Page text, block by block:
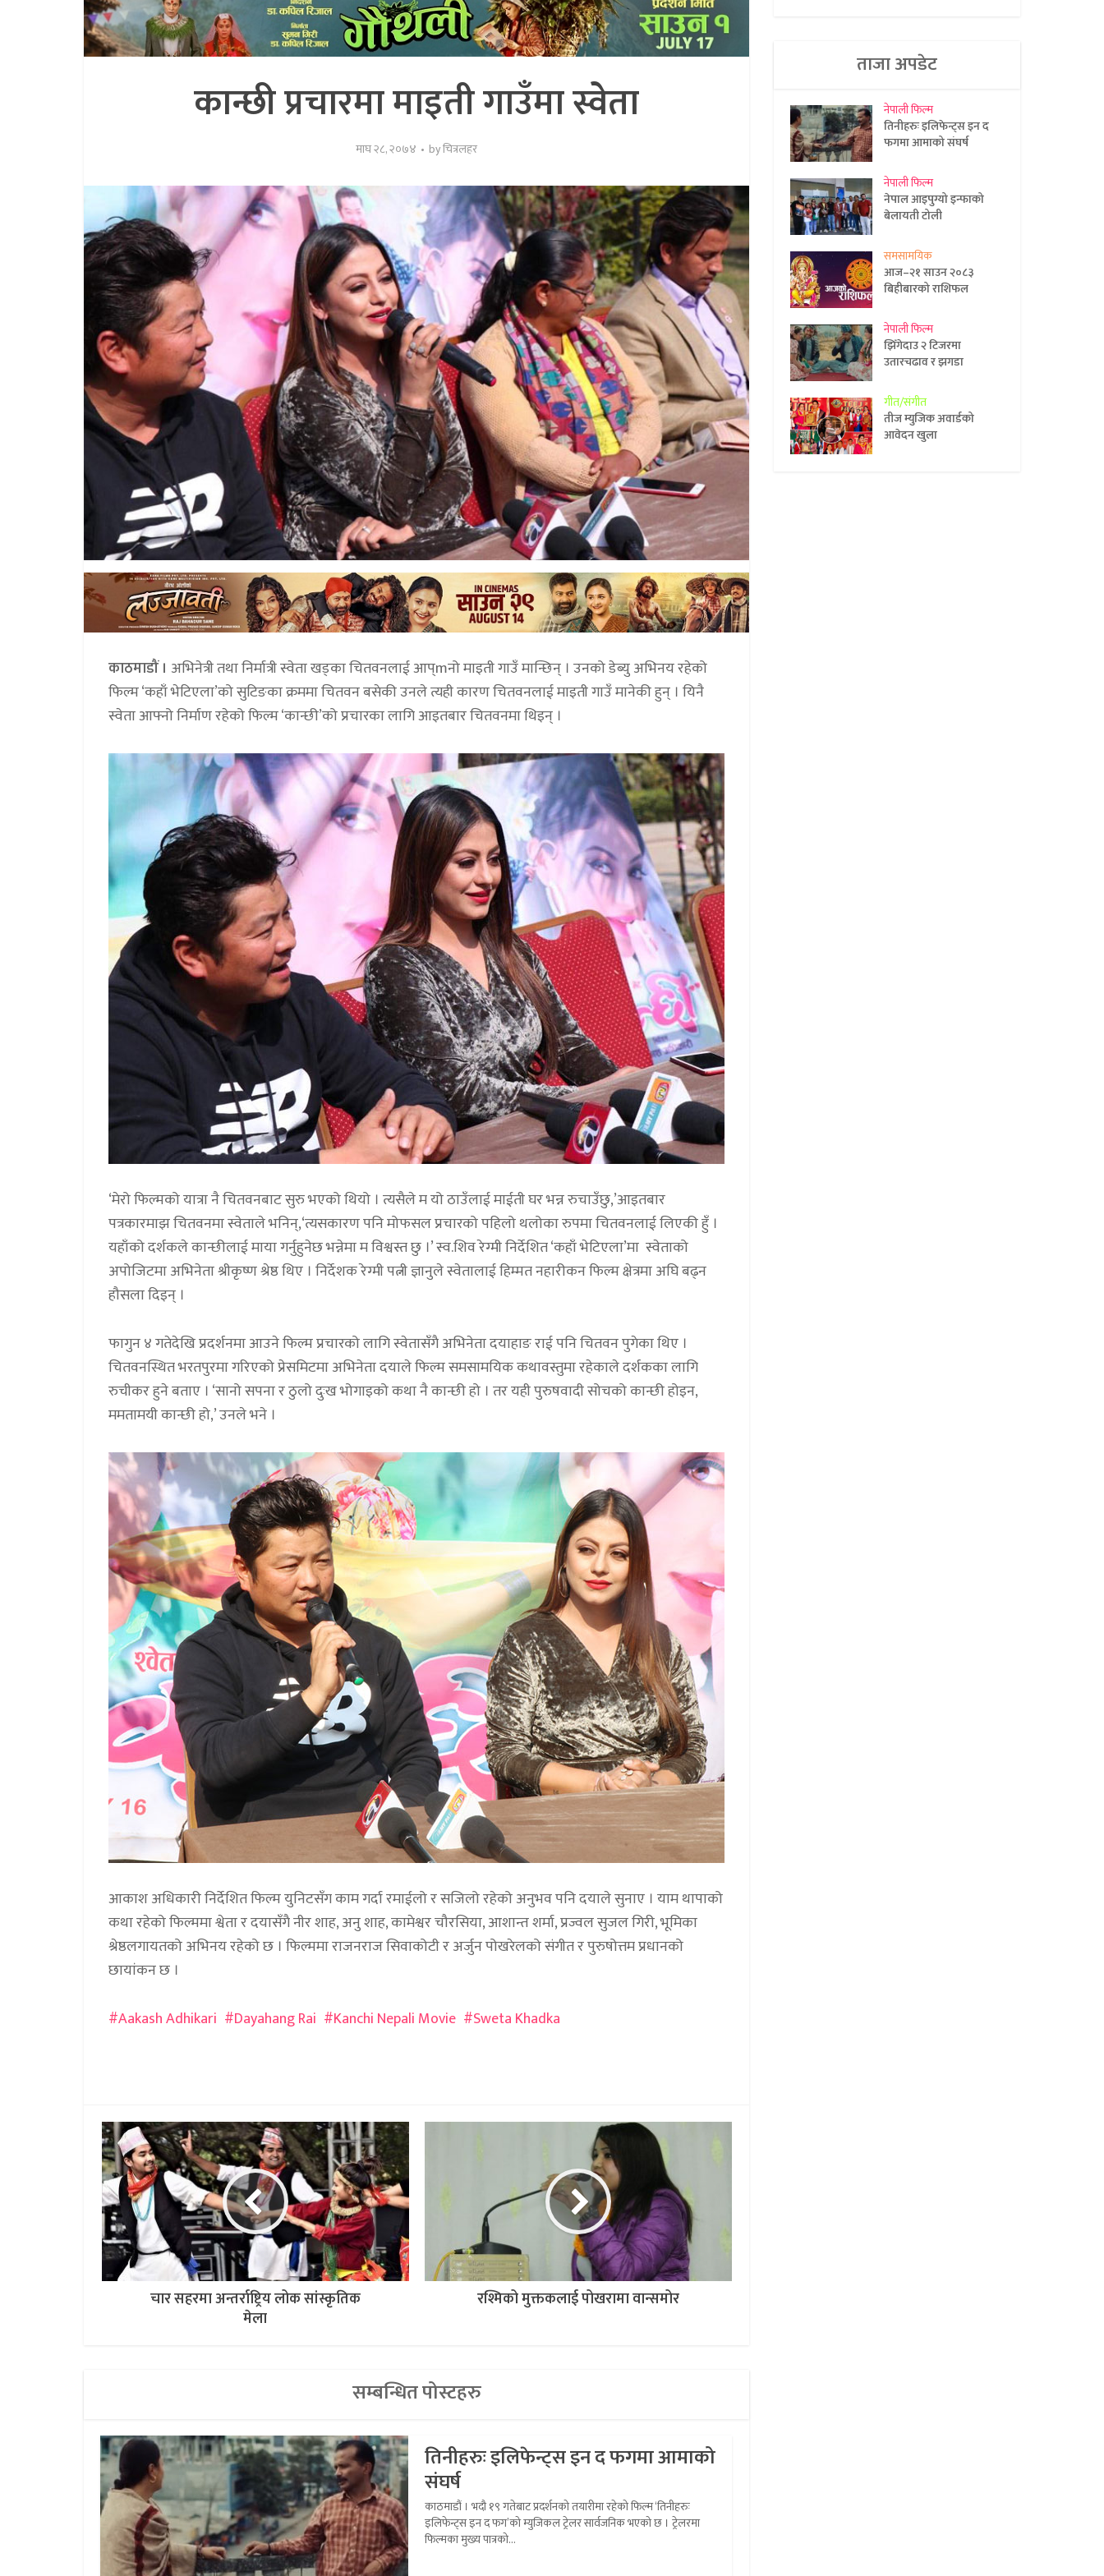
कान्छी प्रचारमा माइती गाउँमा स्वेता
माघ २८, २०७४ byचित्रलहर
काठमाडौं । अभिनेत्री तथा निर्मात्री स्वेता खड्का चितवनलाई आप्mनो माइती गाउँ मान्छिन् । उनको डेब्यु अभिनय रहेको
फिल्म ‘कहाँ भेटिएला’को सुटिङका क्रममा चितवन बसेकी उनले त्यही कारण चितवनलाई माइती गाउँ मानेकी हुन् । यिनै
स्वेता आफ्नो निर्माण रहेको फिल्म ‘कान्छी’को प्रचारका लागि आइतबार चितवनमा थिइन् ।
‘मेरो फिल्मको यात्रा नै चितवनबाट सुरु भएको थियो । त्यसैले म यो ठाउँलाई माईती घर भन्न रुचाउँछु,’आइतबार
पत्रकारमाझ चितवनमा स्वेताले भनिन्,‘त्यसकारण पनि मोफसल प्रचारको पहिलो थलोका रुपमा चितवनलाई लिएकी हुँ ।
यहाँको दर्शकले कान्छीलाई माया गर्नुहुनेछ भन्नेमा म विश्वस्त छु ।’ स्व.शिव रेग्मी निर्देशित ‘कहाँ भेटिएला’मा स्वेताको
अपोजिटमा अभिनेता श्रीकृष्ण श्रेष्ठ थिए । निर्देशक रेग्मी पत्नी ज्ञानुले स्वेतालाई हिम्मत नहारीकन फिल्म क्षेत्रमा अघि बढ्न
हौसला दिइन् ।
फागुन ४ गतेदेखि प्रदर्शनमा आउने फिल्म प्रचारको लागि स्वेतासँगै अभिनेता दयाहाङ राई पनि चितवन पुगेका थिए ।
चितवनस्थित भरतपुरमा गरिएको प्रेसमिटमा अभिनेता दयाले फिल्म समसामयिक कथावस्तुमा रहेकाले दर्शकका लागि
रुचीकर हुने बताए । ‘सानो सपना र ठुलो दुःख भोगाइको कथा नै कान्छी हो । तर यही पुरुषवादी सोचको कान्छी होइन,
ममतामयी कान्छी हो,’ उनले भने ।
आकाश अधिकारी निर्देशित फिल्म युनिटसँग काम गर्दा रमाईलो र सजिलो रहेको अनुभव पनि दयाले सुनाए । याम थापाको
कथा रहेको फिल्ममा श्वेता र दयासँगै नीर शाह, अनु शाह, कामेश्वर चौरसिया, आशान्त शर्मा, प्रज्वल सुजल गिरी, भूमिका
श्रेष्ठलगायतको अभिनय रहेको छ । फिल्ममा राजनराज सिवाकोटी र अर्जुन पोखरेलको संगीत र पुरुषोत्तम प्रधानको
छायांकन छ ।
Aakash Adhikari
Dayahang Rai Kanchi Nepali Movie Sweta Khadka
चार सहरमा अन्तर्राष्ट्रिय लोक सांस्कृतिक
मेला
रश्मिको मुक्तकलाई पोखरामा वान्समोर
सम्बन्धित पोस्टहरु
तिनीहरुः इलिफेन्ट्स इन द फगमा आमाको
संघर्ष
काठमाडौं । भदौ १९ गतेबाट प्रदर्शनको तयारीमा रहेको फिल्म ‘तिनीहरुः
इलिफेन्ट्स इन द फग’को म्युजिकल ट्रेलर सार्वजनिक भएको छ । ट्रेलरमा
फिल्मका मुख्य पात्रको...
ताजा अपडेट
नेपाली फिल्म
तिनीहरुः इलिफेन्ट्स इन द
फगमा आमाको संघर्ष
नेपाली फिल्म
नेपाल आइपुग्यो इन्फाको
बेलायती टोली
समसामयिक
आज–२१ साउन २०८३
बिहीबारको राशिफल
नेपाली फिल्म
झिँगेदाउ २ टिजरमा
उतारचढाव र झगडा
गीत/संगीत
तीज म्युजिक अवार्डको
आवेदन खुला